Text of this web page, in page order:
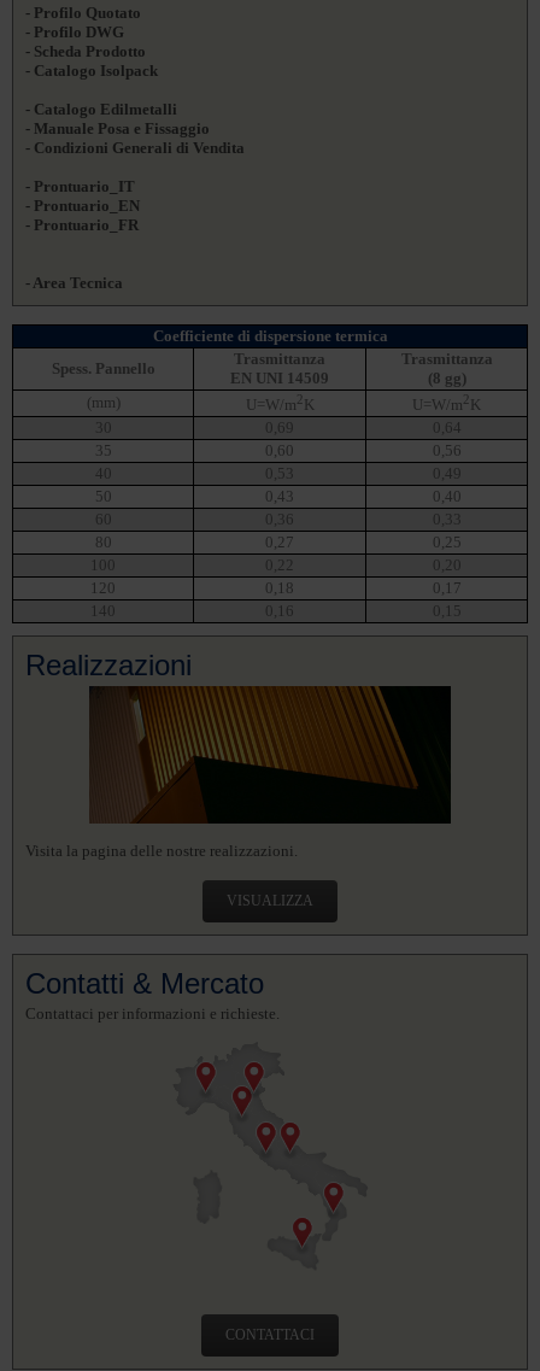
- Profilo Quotato
- Profilo DWG
- Scheda Prodotto
- Catalogo Isolpack
- Catalogo Edilmetalli
- Manuale Posa e Fissaggio
- Condizioni Generali di Vendita
- Prontuario_IT
- Prontuario_EN
- Prontuario_FR
- Area Tecnica
Coefficiente di dispersione termica
Spess. Pannello
Trasmittanza
EN UNI 14509
Trasmittanza
(8 gg)
(mm)
U=W/m 2K U=W/m 2K
30
0,69
0,64
35
0,60
0,56
40
0,53
0,49
50
0,43
0,40
60
0,36
0,33
80
0,27
0,25
100
0,22
0,20
120
0,18
0,17
140
0,16 0,15
Realizzazioni
Visita la pagina delle nostre realizzazioni.
VISUALIZZA
Contatti & Mercato
Contattaci per informazioni e richieste.
CONTATTACI